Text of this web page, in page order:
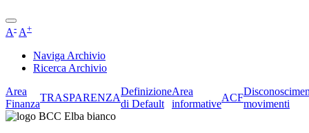
A- A+
Naviga Archivio
Ricerca Archivio
Area
Finanza
TRASPARENZA
Definizione
di Default
Area
informative
ACF
movimenti